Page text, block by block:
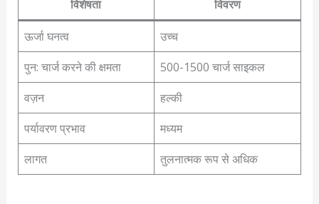
विशेषता विवरण
ऊर्जा घनत्व
उच्च
पुन: चार्ज करने की क्षमता
500-1500 चार्ज साइकल
वज़न
हल्की
पर्यावरण प्रभाव
मध्यम
लागत
तुलनात्मक रूप से अधिक